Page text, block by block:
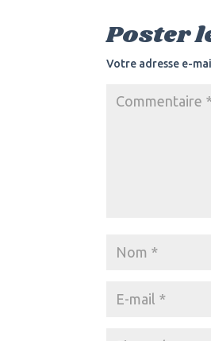
Poster
Votre adresse e-